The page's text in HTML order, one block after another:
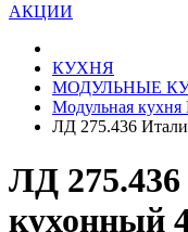
АКЦИИ
КУХНЯ
МОДУЛЬНЫЕ
Модульная кухня
ЛД 275.436
ЛД
кухонный